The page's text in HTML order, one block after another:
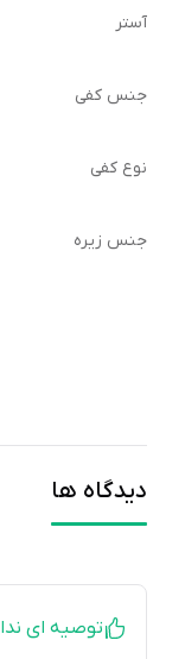
آستر
جنس کفی
نوع کفی
جنس زیره
دیدگاه ها
توصیه ای ندارم